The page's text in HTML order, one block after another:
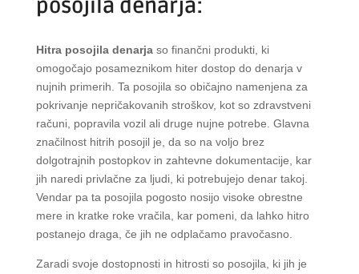
posojila denarja:
Hitra posojila denarjaso finančni produkti, ki
omogočajo posameznikom hiter dostop do denarja v
nujnih primerih. Ta posojila so običajno namenjena za
pokrivanje nepričakovanih stroškov, kot so zdravstveni
računi, popravila vozil ali druge nujne potrebe. Glavna
značilnost hitrih posojil je, da so na voljo brez
dolgotrajnih postopkov in zahtevne dokumentacije, kar
jih naredi privlačne za ljudi, ki potrebujejo denar takoj.
Vendar pa ta posojila pogosto nosijo visoke obrestne
mere in kratke roke vračila, kar pomeni, da lahko hitro
postanejo draga, če jih ne odplačamo pravočasno.
Zaradi svoje dostopnosti in hitrosti so posojila, ki jih je